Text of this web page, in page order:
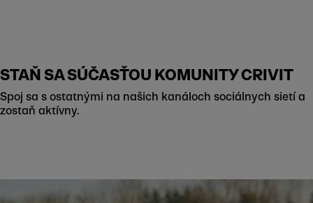
STAŇ SA SÚČASŤOU KOMUNITY CRIVIT
Spoj sa s ostatnými na našich kanáloch sociálnych sietí a
zostaň aktívny.